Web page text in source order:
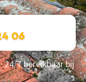
06
24/7 bereikbaar bij